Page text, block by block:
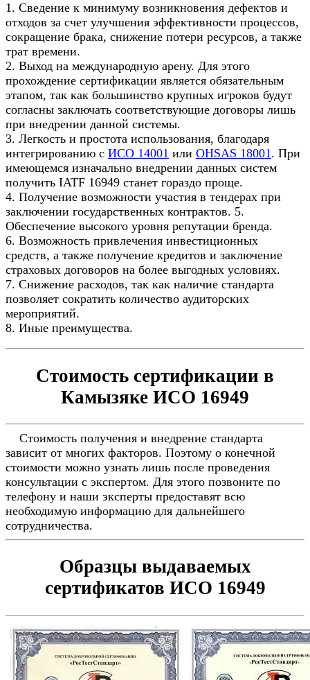
1. Сведение к минимуму возникновения дефектов и
отходов за счет улучшения эффективности процессов,
сокращение брака, снижение потери ресурсов, а также
трат времени.
2. Выход на международную арену. Для этого
прохождение сертификации является обязательным
этапом, так как большинство крупных игроков будут
согласны заключать соответствующие договоры лишь
при внедрении данной системы.
3. Легкость и простота использования, благодаря
интегрированию с ИСО 14001 или OHSAS 18001. При
имеющемся изначально внедрении данных систем
получить IATF 16949 станет гораздо проще.
4. Получение возможности участия в тендерах при
заключении государственных контрактов. 5.
Обеспечение высокого уровня репутации бренда.
6. Возможность привлечения инвестиционных
средств, а также получение кредитов и заключение
страховых договоров на более выгодных условиях.
7. Снижение расходов, так как наличие стандарта
позволяет сократить количество аудиторских
мероприятий.
8. Иные преимущества.
Стоимость сертификации в
Камызяке ИСО 16949
Стоимость получения и внедрение стандарта
зависит от многих факторов. Поэтому о конечной
стоимости можно узнать лишь после проведения
консультации с экспертом. Для этого позвоните по
телефону и наши эксперты предоставят всю
необходимую информацию для дальнейшего
сотрудничества.
Образцы выдаваемых
сертификатов ИСО 16949